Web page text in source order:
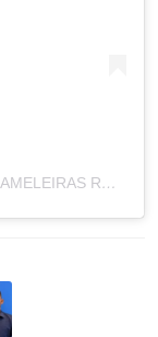
Um post compartilhado por MONTE DAS GAMELEIRAS RN (@prefeituramdg)